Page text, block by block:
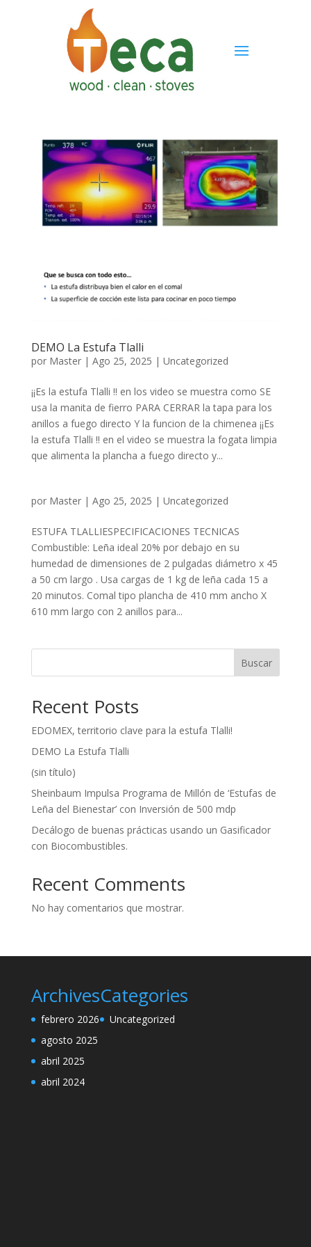
DEMO La Estufa Tlalli
por Master| Ago 25, 2025 | Uncategorized
¡¡Es la estufa Tlalli !! en los video se muestra como SE
usa la manita de fierro PARA CERRAR la tapa para los
anillos a fuego directo Y la funcion de la chimenea ¡¡Es
la estufa Tlalli !! en el video se muestra la fogata limpia
que alimenta la plancha a fuego directo y...
por Master| Ago 25, 2025 | Uncategorized
ESTUFA TLALLIESPECIFICACIONES TECNICAS
Combustible: Leña ideal 20% por debajo en su
humedad de dimensiones de 2 pulgadas diámetro x 45
a 50 cm largo . Usa cargas de 1 kg de leña cada 15 a
20 minutos. Comal tipo plancha de 410 mm ancho X
610 mm largo con 2 anillos para...
Buscar
Recent Posts
EDOMEX, territorio clave para la estufa Tlalli!
DEMO La Estufa Tlalli
(sin título)
Sheinbaum Impulsa Programa de Millón de ‘Estufas de
Leña del Bienestar’ con Inversión de 500 mdp
Decálogo de buenas prácticas usando un Gasificador
con Biocombustibles.
Recent Comments
No hay comentarios que mostrar.
Archives
febrero 2026
agosto 2025
abril 2025
abril 2024
Categories
Uncategorized